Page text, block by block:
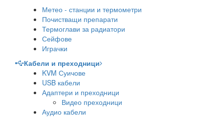
Метео - станции и термометри
Почистващи препарати
Термоглави за радиатори
Сейфове
Играчки
Кабели и преходници
KVM Суичове
USB кабели
Адаптери и преходници
Видео преходници
Аудио кабели